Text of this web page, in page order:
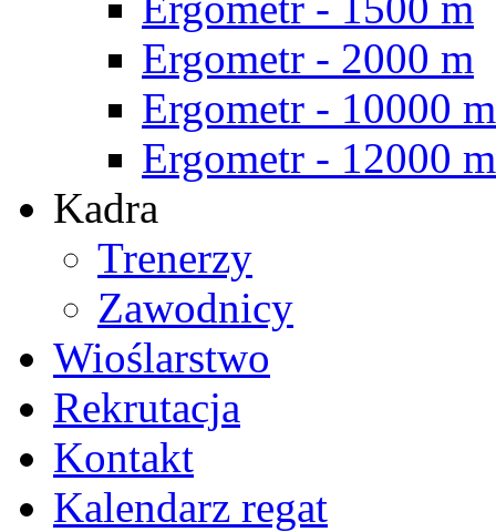
Ergometr - 2000 m
Ergometr - 10000 m
Ergometr - 12000 m
Kadra
Trenerzy
Zawodnicy
Wioślarstwo
Rekrutacja
Kontakt
Kalendarz regat